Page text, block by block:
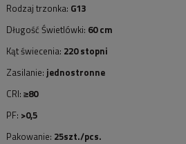
Rodzaj trzonka: G13
Długość Świetlówki: 60 cm
Kąt świecenia: 220 stopni
Zasilanie: jednostronne
CRI: ≥80
PF: >0,5
Pakowanie: 25szt./pcs.